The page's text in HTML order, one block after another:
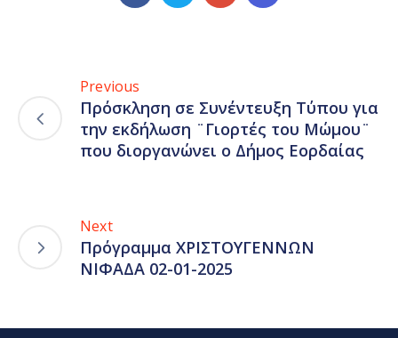
Previous
Πρόσκληση σε Συνέντευξη Τύπου για
την εκδήλωση ¨Γιορτές του Μώμου¨
που διοργανώνει ο Δήμος Εορδαίας
Next
Πρόγραμμα ΧΡΙΣΤΟΥΓΕΝΝΩΝ
ΝΙΦΑΔΑ 02-01-2025